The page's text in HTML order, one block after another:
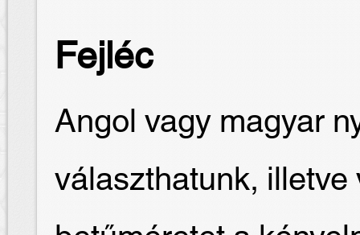
Fejléc
Angol vagy magyar
választhatunk,